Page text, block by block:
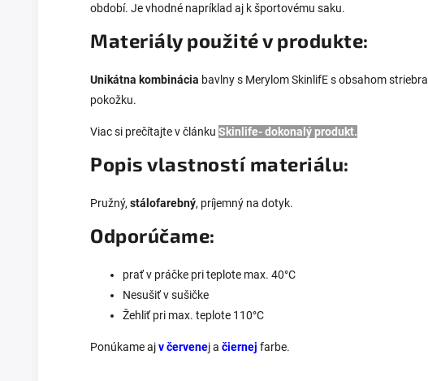
období. Je vhodné napríklad aj k športovému saku.
Materiály použité v produkte:
Unikátna kombinácia bavlny s Merylom SkinlifE s obsahom striebra
pokožku.
Viac si prečítajte v článku Skinlife- dokonalý produkt.
Popis vlastností materiálu:
Pružný, stálofarebný, príjemný na dotyk.
Odporúčame:
prať v práčke pri teplote max. 40°C
Nesušiť v sušičke
Žehliť pri max. teplote 110°C
Ponúkame ajv červenej a čiernej farbe.